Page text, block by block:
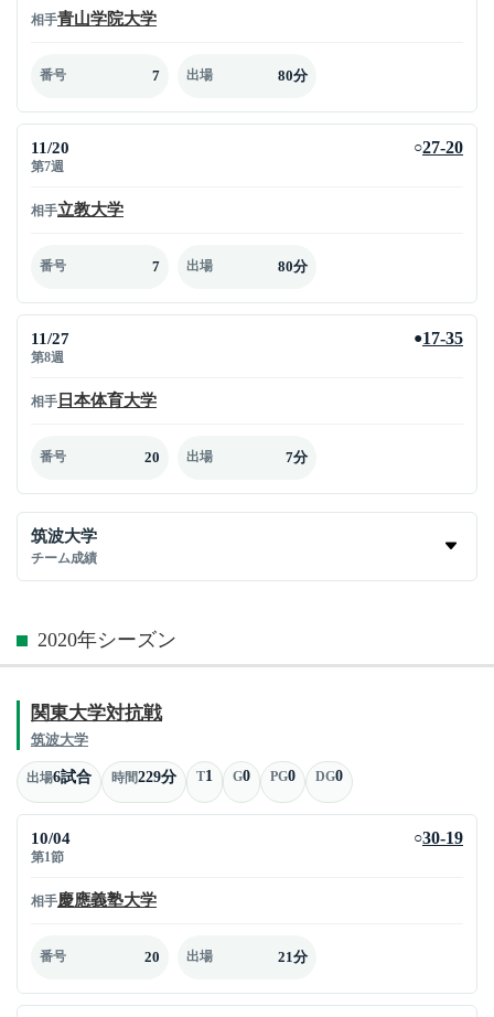
相手青山学院大学
番号 7 出場 80分
11/20
第7週
○27-20
相手立教大学
番号 7 出場 80分
11/27
第8週
●17-35
相手 日本体育大学
番号 20 出場 7分
筑波大学
チーム成績
2020年シーズン
関東大学対抗戦
筑波大学
出場6試合 時間229分 T1 G0 PG0 DG0
10/04
第1節
○30-19
相手慶應義塾大学
番号 20 出場 21分